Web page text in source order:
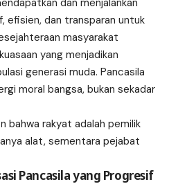
efisien, dan transparan untuk
masyarakat
yang menjadikan
generasi muda. Pancasila
moral bangsa, bukan sekadar
bahwa rakyat adalah pemilik
alat, sementara pejabat
Pancasila yang Progresif